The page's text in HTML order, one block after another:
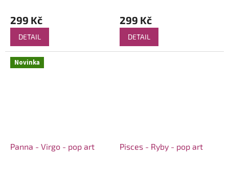
299 Kč
DETAIL
299 Kč
DETAIL
Novinka
Panna - Virgo - pop art Pisces - Ryby - pop art